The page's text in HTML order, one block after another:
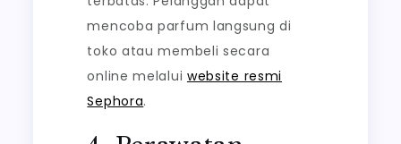
mencoba parfum langsung di
toko atau membeli secara
online melalui website resmi
Sephora.